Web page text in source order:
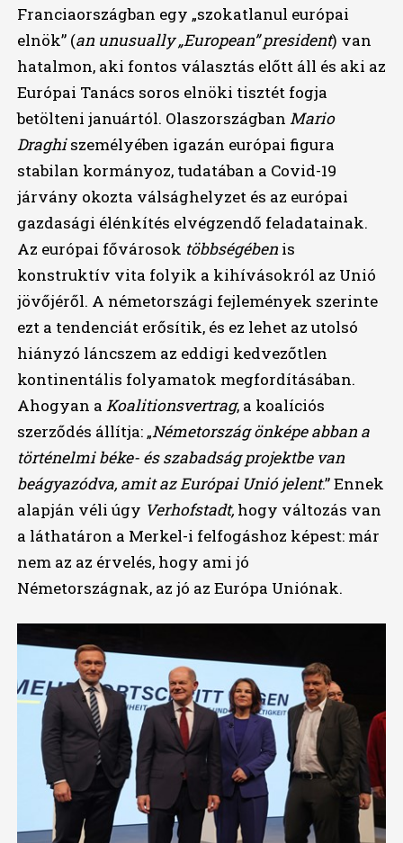
Franciaországban egy „szokatlanul európai
elnök” (an unusually „European” president) van
hatalmon, aki fontos választás előtt áll és aki az
Európai Tanács soros elnöki tisztét fogja
betölteni januártól. Olaszországban Mario
Draghiszemélyében igazán európai figura
stabilan kormányoz, tudatában a Covid-19
járvány okozta válsághelyzet és az európai
gazdasági élénkítés elvégzendő feladatainak.
Az európai fővárosok többségében is
konstruktív vita folyik a kihívásokról az Unió
jövőjéről. A németországi fejlemények szerinte
ezt a tendenciát erősítik, és ez lehet az utolsó
hiányzó láncszem az eddigi kedvezőtlen
kontinentális folyamatok megfordításában.
Ahogyan a Koalitionsvertrag, a koalíciós
szerződés állítja: „Németország önképe abban a
történelmi béke- és szabadság projektbe van
beágyazódva, amit az Európai Unió jelent.” Ennek
alapján véli úgy Verhofstadt, hogy változás van
a láthatáron a Merkel-i felfogáshoz képest: már
nem az az érvelés, hogy ami jó
Németországnak, az jó az Európa Uniónak.